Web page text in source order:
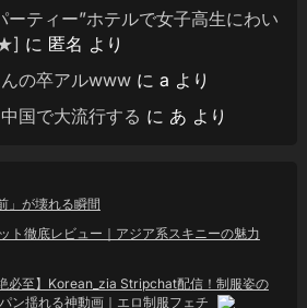
ーティー”ホテルで女子高生にわい
に 匿名 より
んの卒アルwwwに a より
国で大流行する に あ より
」が壊れる瞬間
ト徹底レビュー｜アジア系スキニーの魅力
必至】Korean_zia Stripchat配信！制服姿の
ン揺れる神動画｜エロ制服フェチ